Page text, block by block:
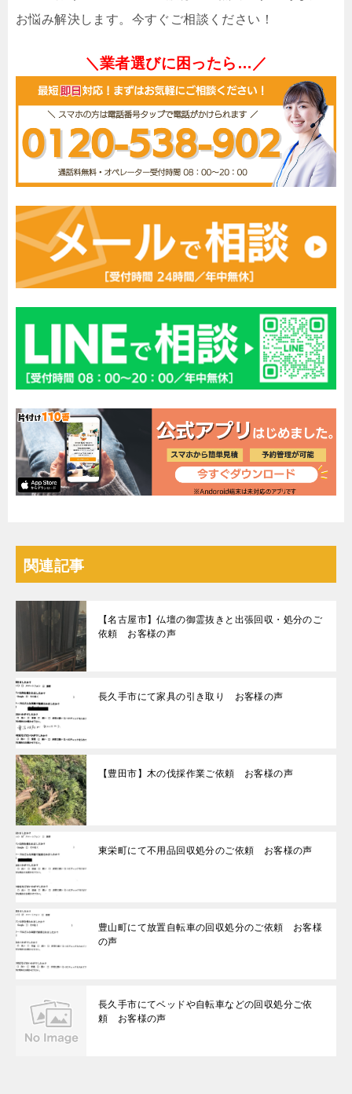
お悩み解決します。今すぐご相談ください！
＼業者選びに困ったら…／
関連記事
【名古屋市】仏壇の御霊抜きと出張回収・処分のご
依頼 お客様の声
長久手市にて家具の引き取り お客様の声
【豊田市】木の伐採作業ご依頼 お客様の声
東栄町にて不用品回収処分のご依頼 お客様の声
豊山町にて放置自転車の回収処分のご依頼 お客様
の声
長久手市にてベッドや自転車などの回収処分ご依
頼 お客様の声